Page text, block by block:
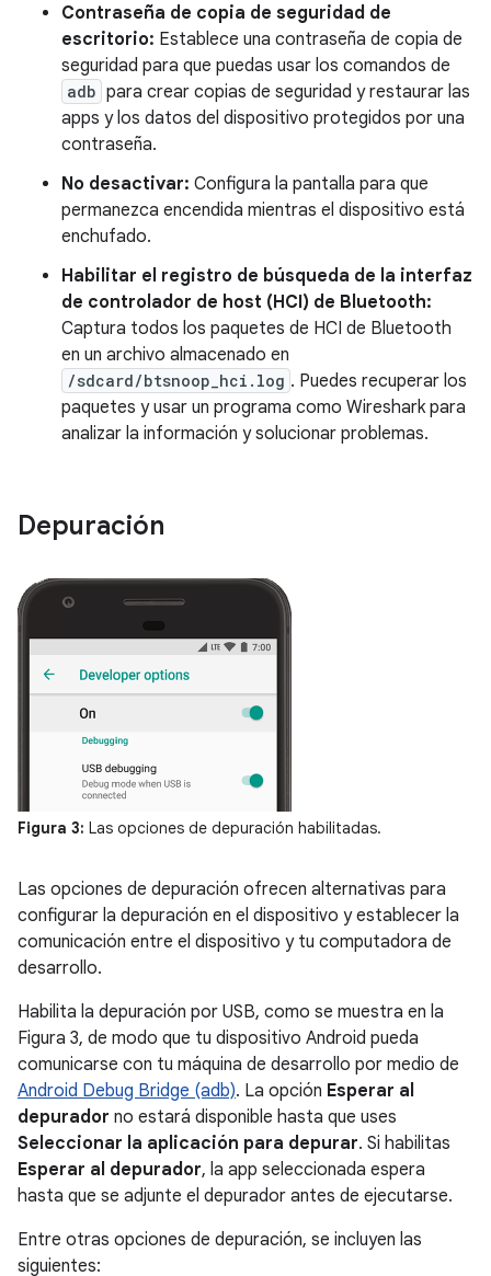
Contraseña de copia de seguridad de
escritorio: Establece una contraseña de copia de
seguridad para que puedas usar los comandos de
adb para crear copias de seguridad y restaurar las
apps y los datos del dispositivo protegidos por una
contraseña.
No desactivar: Configura la pantalla para que
permanezca encendida mientras el dispositivo está
enchufado.
Habilitar el registro de búsqueda de la interfaz
de controlador de host (HCI) de Bluetooth:
Captura todos los paquetes de HCI de Bluetooth
en un archivo almacenado en
/sdcard/btsnoop_hci.log . Puedes recuperar los
paquetes y usar un programa como Wireshark para
analizar la información y solucionar problemas.
Depuración
Figura 3: Las opciones de depuración habilitadas.
Las opciones de depuración ofrecen alternativas para
configurar la depuración en el dispositivo y establecer la
comunicación entre el dispositivo y tu computadora de
desarrollo.
Habilita la depuración por USB, como se muestra en la
Figura 3, de modo que tu dispositivo Android pueda
comunicarse con tu máquina de desarrollo por medio de
Android Debug Bridge (adb). La opción Esperar al
depurador no estará disponible hasta que uses
Seleccionar la aplicación para depurar. Si habilitas
Esperar al depurador, la app seleccionada espera
hasta que se adjunte el depurador antes de ejecutarse.
Entre otras opciones de depuración, se incluyen las
siguientes: